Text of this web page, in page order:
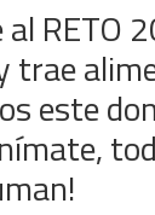
RETO
trae
este